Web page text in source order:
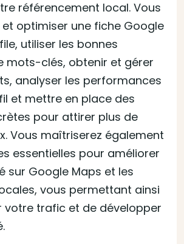
référencement local. Vous
optimiser une fiche Google
utiliser les bonnes
mots-clés, obtenir et gérer
analyser les performances
et mettre en place des
pour attirer plus de
Vous maîtriserez également
essentielles pour améliorer
sur Google Maps et les
vous permettant ainsi
votre trafic et de développer